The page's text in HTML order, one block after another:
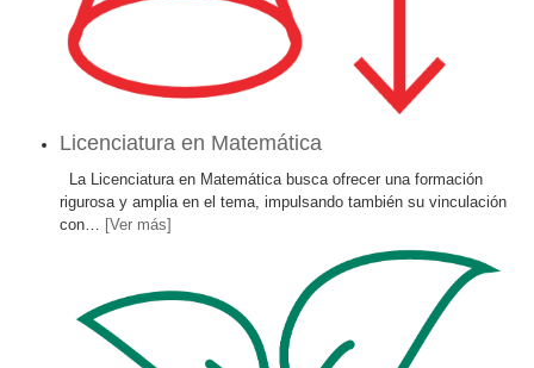
Licenciatura en Matemática
La Licenciatura en Matemática busca ofrecer una formación
rigurosa y amplia en el tema, impulsando también su vinculación
con
[Ver más]